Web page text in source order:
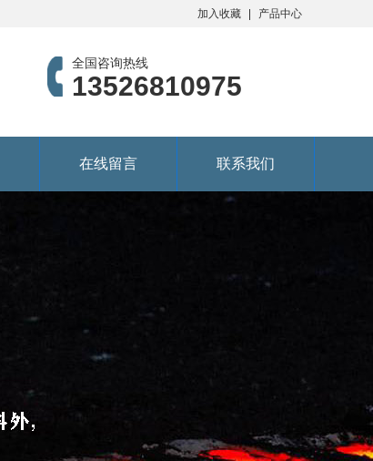
加入收藏 产品中心
全国咨询热线
13526810975
在线留言 联系我们